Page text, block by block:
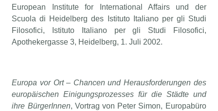
European Institute for International Affairs und der
Scuola di Heidelberg des Istituto Italiano per gli Studi
Filosofici, Istituto Italiano per gli Studi Filosofici,
Apothekergasse 3, Heidelberg, 1. Juli 2002.
Europa vor Ort – Chancen und Herausforderungen des
europäischen Einigungsprozesses für die Städte und
ihre BürgerInnen, Vortrag von Peter Simon, Europabüro